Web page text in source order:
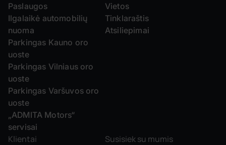
Paslaugos
Ilgalaikė automobilių
nuoma
Parkingas Kauno oro
uoste
Parkingas Vilniaus oro
uoste
Parkingas Varšuvos oro
uoste
„ADMITA Motors“
servisai
Vietos
Tinklaraštis
Atsiliepimai
Klientai Susisiek su mumis